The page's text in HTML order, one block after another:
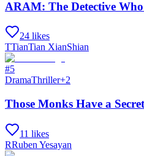
ARAM: The Detective Who
24 likes
TTianTian XianShian
#5
DramaThriller+2
Those Monks Have a Secret
11 likes
RRuben Yesayan